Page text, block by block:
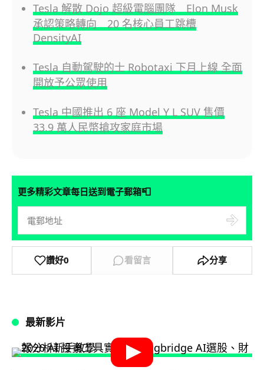
Tesla 解散 Dojo 超級電腦團隊 Elon Musk
承認策略轉向 20 名核心員工跳槽
DensityAI
Tesla 自動駕駛的士 Robotaxi 下月上線 全面
開放予公眾使用
Tesla 中國推出 6 座 Model Y L SUV 售價
33.9 萬人民幣搶攻家庭市場
更多精彩文章每日送到電子郵箱📮
讚好0 看留言 分享
最新影片